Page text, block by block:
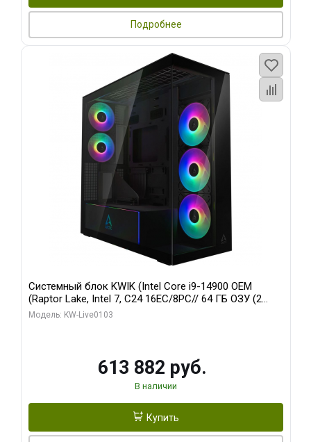
Подробнее
Системный блок KWIK (Intel Core i9-14900 OEM
(Raptor Lake, Intel 7, C24 16EC/8PC// 64 ГБ ОЗУ (2
модуля)/ Afox RTX4090 24GB GDDR6X 384-Bit 3xDP
Модель: KW-Live0103
613 882 руб.
В наличии
Купить